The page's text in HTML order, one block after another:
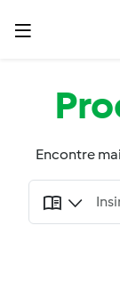
Encontre